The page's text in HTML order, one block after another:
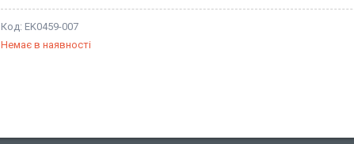
EK0459-007
Немає в наявності